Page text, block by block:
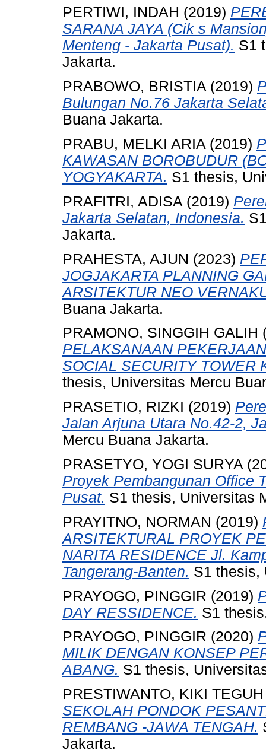
PERTIWI, INDAH (2019)
SARANA JAYA (Cik s
Menteng - Jakarta Pusat). S1
Jakarta.
PRABOWO, BRISTIA (2019)
Bulungan No.76 Jakarta
Buana Jakarta.
PRABU, MELKI ARIA (2019)
KAWASAN BOROBUDUR
YOGYAKARTA. S1 thesis,
PRAFITRI, ADISA (2019)
Jakarta Selatan, Indonesia.
Jakarta.
PRAHESTA, AJUN (2023)
JOGJAKARTA PLANNING
ARSITEKTUR NEO
Buana Jakarta.
PRAMONO, SINGGIH GALIH
PELAKSANAAN
SOCIAL SECURITY TOWER
thesis, Universitas Mercu
PRASETIO, RIZKI (2019)
Jalan Arjuna Utara No.42-2,
Mercu Buana Jakarta.
PRASETYO, YOGI SURYA
Proyek Pembangunan Office
Pusat. S1 thesis, Universitas
PRAYITNO, NORMAN (2019)
ARSITEKTURAL PROYEK
NARITA RESIDENCE Jl.
Tangerang-Banten. S1 thesis,
PRAYOGO, PINGGIR (2019)
DAY RESSIDENCE. S1
PRAYOGO, PINGGIR (2020)
MILIK DENGAN KONSEP
ABANG. S1 thesis,
PRESTIWANTO, KIKI TEGUH
SEKOLAH PONDOK
REMBANG -JAWA TENGAH.
Jakarta.